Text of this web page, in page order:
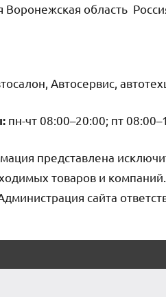
Воронежская область
Автосервис,
пн-чт 08:00–20:00; пт
представлена
товаров и
сайта